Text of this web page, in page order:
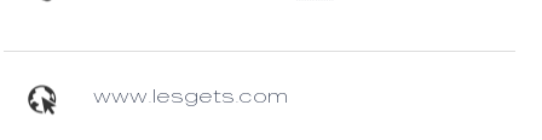
www.lesgets.com